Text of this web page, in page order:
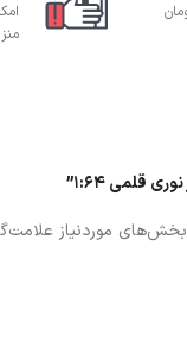
بخش‌های موردنیاز